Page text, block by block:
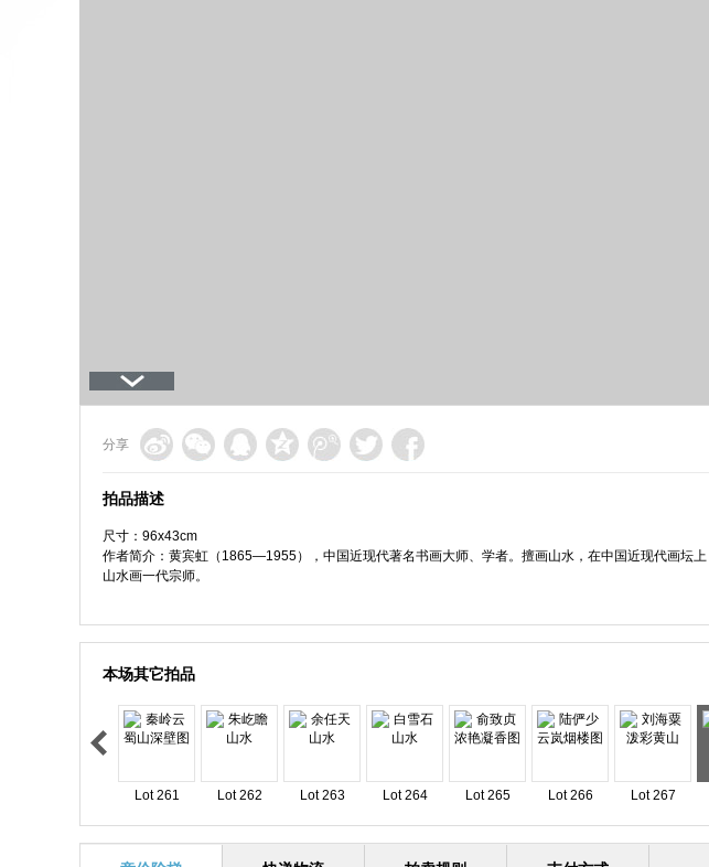
分享
拍品描述
尺寸：96x43cm
作者简介：黄宾虹（1865—1955），中国近现代著名书画大师、学者。擅画山水，在中国近现代画坛
山水画一代宗师。
本场其它拍品
Lot 261 Lot 262 Lot 263 Lot 264 Lot 265 Lot 266 Lot 267